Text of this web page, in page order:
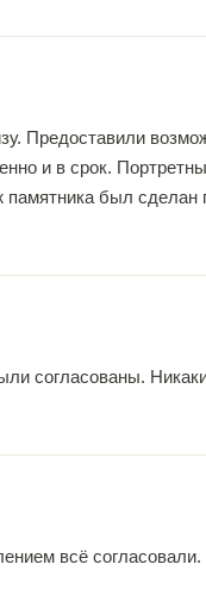
Предоставили
и в срок.
был сделан
согласованы.
всё